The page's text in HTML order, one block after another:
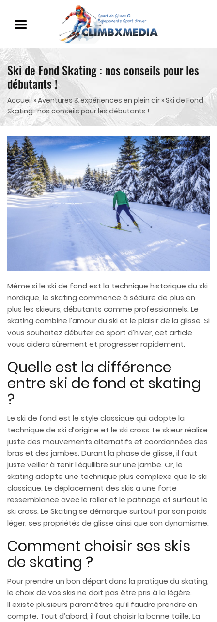
Ski de Fond Skating : nos conseils pour les
débutants !
Accueil »Aventures & expériences en plein air »Ski de Fond
Skating : nos conseils pour les débutants !
Même si le ski de fond est la technique historique du ski
nordique, le skating commence à séduire de plus en
plus les skieurs, débutants comme professionnels. Le
skating combine l’amour du ski et le plaisir de la glisse. Si
vous souhaitez débuter ce sport d’hiver, cet article
vous aidera sûrement et progresser rapidement.
Quelle est la différence
entre ski de fond et skating
?
Le ski de fond est le style classique qui adopte la
technique de ski d’origine et le ski cross. Le skieur réalise
juste des mouvements alternatifs et coordonnées des
bras et des jambes. Durant la phase de glisse, il faut
juste veiller à tenir l’équilibre sur une jambe. Or, le
skating adopte une technique plus complexe que le ski
classique. Le déplacement des skis a une forte
ressemblance avec le roller et le patinage et surtout le
ski cross. Le Skating se démarque surtout par son poids
léger, ses propriétés de glisse ainsi que son dynamisme.
Comment choisir ses skis
de skating ?
Pour prendre un bon départ dans la pratique du skating,
le choix de vos skis ne doit pas être pris à la légère.
Il existe plusieurs paramètres qu’il faudra prendre en
compte. Tout d’abord, il faut choisir la bonne taille. La